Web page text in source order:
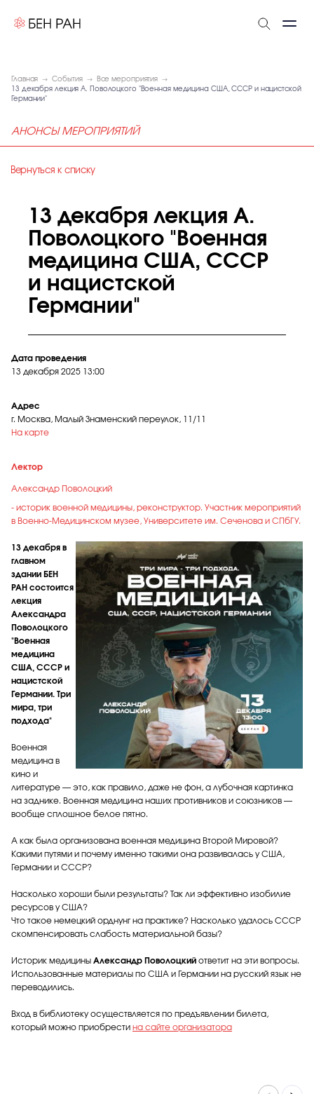
Главная События
Все мероприятия
13 декабря лекция А. Поволоцкого "Военная медицина США, СССР и нацистской
Германии"
АНОНСЫ МЕРОПРИЯТИЙ
Вернуться к списку
13 декабря лекция А.
Поволоцкого "Военная
медицина США, СССР
и нацистской
Германии"
Дата проведения
13 декабря 2025 13:00
Адрес
г. Москва, Малый Знаменский переулок, 11/11
На карте
Лектор
Александр Поволоцкий
- историк военной медицины, реконструктор. Участник мероприятий
в Военно-Медицинском музее, Университете им. Сеченова и СПбГУ.
13 декабря в
главном
здании БЕН
РАН состоится
лекция
Александра
Поволоцкого
"Военная
медицина
США, СССР и
нацистской
Германии. Три
мира, три
подхода"
Военная
медицина в
кино и
литературе — это, как правило, даже не фон, а лубочная картинка
на заднике. Военная медицина наших противников и союзников —
вообще сплошное белое пятно.
А как была организована военная медицина Второй Мировой?
Какими путями и почему именно такими она развивалась у США,
Германии и СССР?
Насколько хороши были результаты? Так ли эффективно изобилие
ресурсов у США?
Что такое немецкий орднунг на практике? Насколько удалось СССР
скомпенсировать слабость материальной базы?
Историк медицины Александр Поволоцкий ответит на эти вопросы.
Использованные материалы по США и Германии на русский язык не
переводились.
Вход в библиотеку осуществляется по предъявлении билета,
который можно приобрести на сайте организатора